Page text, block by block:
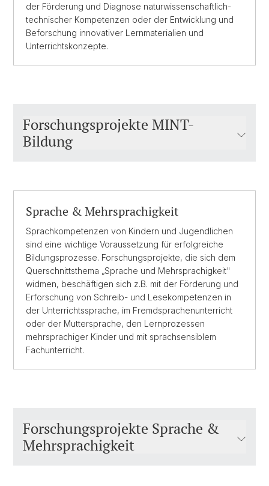
der Förderung und Diagnose naturwissenschaftlich-
technischer Kompetenzen oder der Entwicklung und
Beforschung innovativer Lernmaterialien und
Unterrichtskonzepte.
Forschungsprojekte MINT-
Bildung
Sprache & Mehrsprachigkeit
Sprachkompetenzen von Kindern und Jugendlichen
sind eine wichtige Voraussetzung für erfolgreiche
Bildungsprozesse. Forschungsprojekte, die sich dem
Querschnittsthema „Sprache und Mehrsprachigkeit"
widmen, beschäftigen sich z.B. mit der Förderung und
Erforschung von Schreib- und Lesekompetenzen in
der Unterrichtssprache, im Fremdsprachenunterricht
oder der Muttersprache, den Lernprozessen
mehrsprachiger Kinder und mit sprachsensiblem
Fachunterricht.
Forschungsprojekte Sprache &
Mehrsprachigkeit